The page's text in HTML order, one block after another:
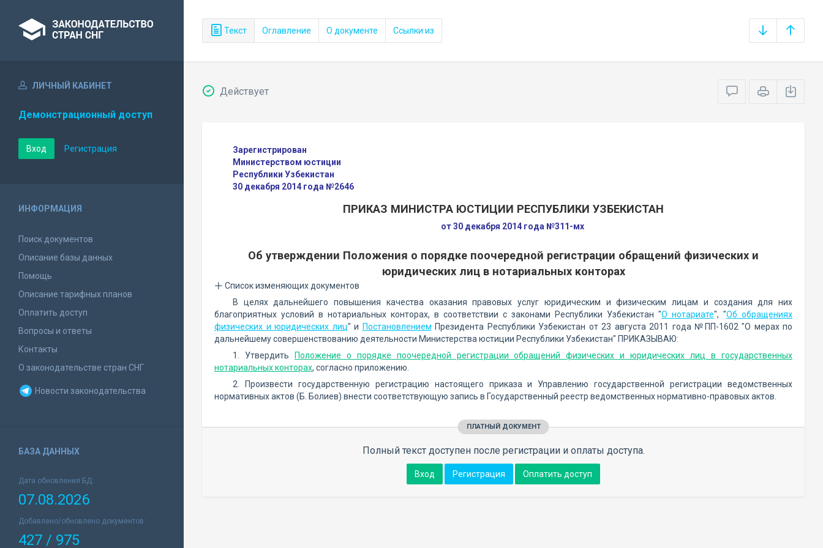
Текст Оглавление О документе Ссылки из
ЛИЧНЫЙ КАБИНЕТ
Демонстрационный доступ
Вход Регистрация
ИНФОРМАЦИЯ
Поиск документов
Описание базы данных
Помощь
Описание тарифных планов
Оплатить доступ
Вопросы и ответы
Контакты
О законодательстве стран СНГ
Новости законодательства
БАЗА ДАННЫХ
Дата обновления БД:
07.08.2026
Добавлено/обновлено документов:
427 / 975
Действует
Зарегистрирован
Министерством юстиции
Республики Узбекистан
30 декабря 2014 года №2646
ПРИКАЗ МИНИСТРА ЮСТИЦИИ РЕСПУБЛИКИ УЗБЕКИСТАН
от 30 декабря 2014 года №311-мх
Об утверждении Положения о порядке поочередной регистрации обращений физических и
юридических лиц в нотариальных конторах
Список изменяющих документов
В целях дальнейшего повышения качества оказания правовых услуг юридическим и физическим лицам и создания для них
благоприятных условий в нотариальных конторах, в соответствии с законами Республики Узбекистан "О нотариате", "Об обращениях
физических и юридических лиц" и Постановлением Президента Республики Узбекистан от 23 августа 2011 года №ПП-1602 "О мерах по
дальнейшему совершенствованию деятельности Министерства юстиции Республики Узбекистан" ПРИКАЗЫВАЮ:
1. Утвердить
Положение о порядке поочередной регистрации обращений физических и юридических лиц в государственных
нотариальных конторах, согласно приложению.
2. Произвести государственную регистрацию настоящего приказа и Управлению государственной регистрации ведомственных
нормативных актов (Б. Болиев) внести соответствующую запись в Государственный реестр ведомственных нормативно-правовых актов.
ПЛАТНЫЙ ДОКУМЕНТ
Полный текст доступен после регистрации и оплаты доступа.
Вход Регистрация Оплатить доступ